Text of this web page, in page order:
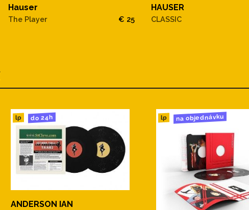
Hauser
The Player € 25
HAUSER
CLASSIC
lp do 24h
ANDERSON IAN
lp na objednávku